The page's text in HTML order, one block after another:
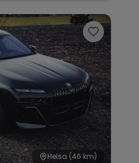
Helsa (46 km)